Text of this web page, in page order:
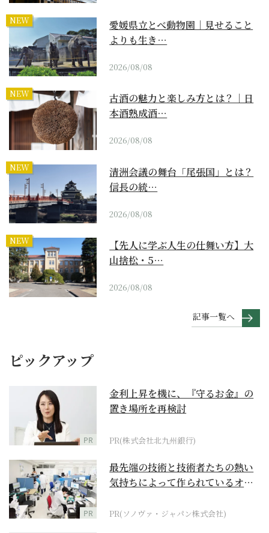
NEW
愛媛県立とべ動物園｜見せること
よりも生き…
2026/08/08
NEW
古酒の魅力と楽しみ方とは？｜日
本酒熟成酒…
2026/08/08
NEW
清洲会議の舞台「尾張国」とは？
信長の統…
2026/08/08
NEW
【先人に学ぶ人生の仕舞い方】大
山捨松・5…
2026/08/08
記事一覧へ
ピックアップ
PR
金利上昇を機に、『守るお金』の
置き場所を再検討
PR(株式会社北九州銀行)
PR
最先端の技術と技術者たちの熱い
気持ちによって作られているオー
PR(ソノヴァ・ジャパン株式会社)